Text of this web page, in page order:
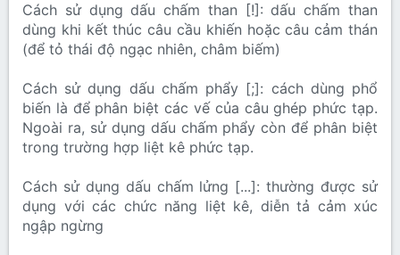
Cách sử dụng dấu chấm than [!]: dấu chấm than
dùng khi kết thúc câu cầu khiến hoặc câu cảm thán
(để tỏ thái độ ngạc nhiên, châm biếm)
Cách sử dụng dấu chấm phẩy [;]: cách dùng phổ
biến là để phân biệt các vế của câu ghép phức tạp.
Ngoài ra, sử dụng dấu chấm phẩy còn để phân biệt
trong trường hợp liệt kê phức tạp.
Cách sử dụng dấu chấm lửng [...]: thường được sử
dụng với các chức năng liệt kê, diễn tả cảm xúc
ngập ngừng